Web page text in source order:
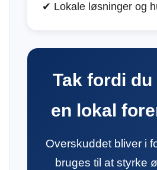
✔ Lokale løsninger og
Tak fordi
en lokal
Overskuddet bliver i
bruges til at styrke